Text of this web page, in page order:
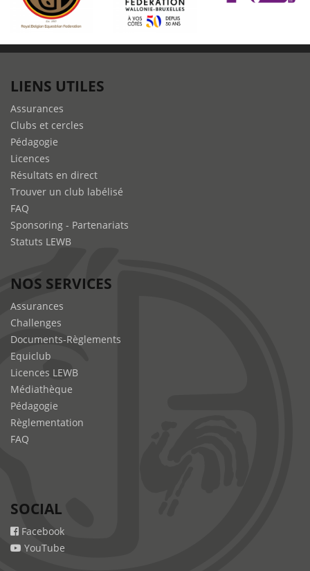
LIENS UTILES
Assurances
Clubs et cercles
Pédagogie
Licences
Résultats en direct
Trouver un club labélisé
FAQ
Sponsoring - Partenariats
Statuts LEWB
NOS SERVICES
Assurances
Challenges
Documents-Règlements
Equiclub
Licences LEWB
Médiathèque
Pédagogie
Règlementation
FAQ
SOCIAL
Facebook
YouTube